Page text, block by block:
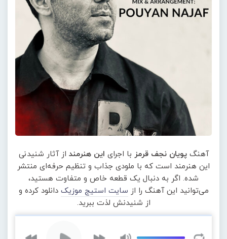
آهنگپویان نجف قرمز با اجرای این هنرمند از آثار شنیدنی
این هنرمند است که با ملودی جذاب و تنظیم حرفه‌ای منتشر
شده. اگر به دنبال یک قطعه خاص و متفاوت هستید،
می‌توانید این آهنگ را از سایت استیج موزیک دانلود کرده و
از شنیدنش لذت ببرید.